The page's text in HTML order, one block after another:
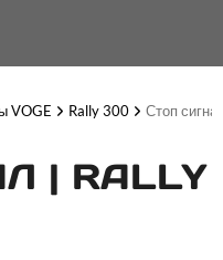
VOGE Rally 300 Стоп
| RALLY